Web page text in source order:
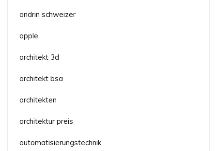
andrin schweizer
apple
architekt 3d
architekt bsa
architekten
architektur preis
automatisierungstechnik